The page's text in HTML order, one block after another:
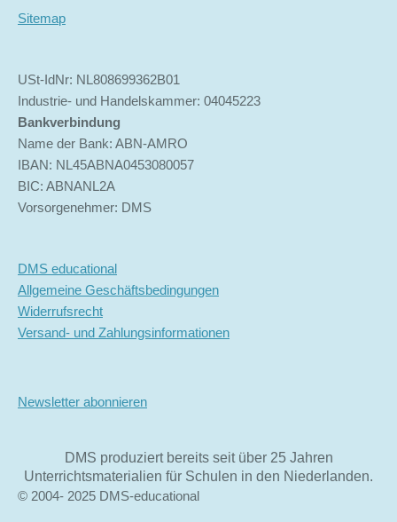
Sitemap
USt-IdNr: NL808699362B01
Industrie- und Handelskammer: 04045223
Bankverbindung
Name der Bank: ABN-AMRO
IBAN: NL45ABNA0453080057
BIC: ABNANL2A
Vorsorgenehmer: DMS
DMS educational
Allgemeine Geschäftsbedingungen
Widerrufsrecht
Versand- und Zahlungsinformationen
Newsletter abonnieren
DMS produziert bereits seit über 25 Jahren
Unterrichtsmaterialien für Schulen in den Niederlanden.
© 2004- 2025 DMS-educational